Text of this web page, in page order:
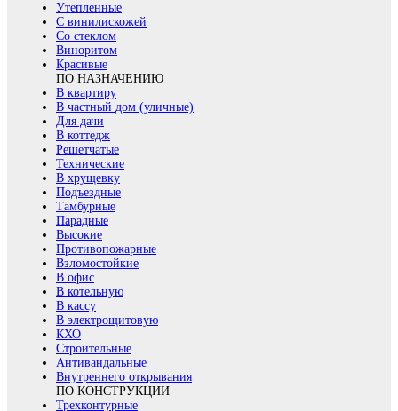
Утепленные
С винилискожей
Со стеклом
Виноритом
Красивые
ПО НАЗНАЧЕНИЮ
В квартиру
В частный дом (уличные)
Для дачи
В коттедж
Решетчатые
Технические
В хрущевку
Подъездные
Тамбурные
Парадные
Высокие
Противопожарные
Взломостойкие
В офис
В котельную
В кассу
В электрощитовую
КХО
Строительные
Антивандальные
Внутреннего открывания
ПО КОНСТРУКЦИИ
Трехконтурные